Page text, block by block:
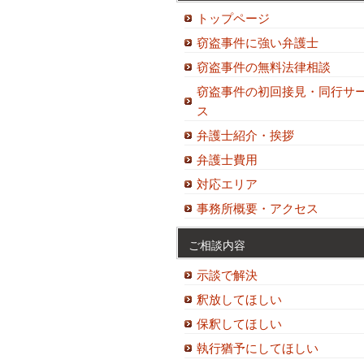
トップページ
窃盗事件に強い弁護士
窃盗事件の無料法律相談
窃盗事件の初回接見・同行サ
ス
弁護士紹介・挨拶
弁護士費用
対応エリア
事務所概要・アクセス
ご相談内容
示談で解決
釈放してほしい
保釈してほしい
執行猶予にしてほしい